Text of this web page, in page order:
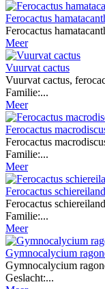
Ferocactus
Ferocactus
Meer
Vuurvat cactus
Vuurvat cactus,
Familie:...
Meer
Ferocactus
Ferocactus
Familie:...
Meer
Ferocactus schiereiland
Ferocactus schiereiland
Familie:...
Meer
Gymnocalycium
Gymnocalycium
Geslacht:...